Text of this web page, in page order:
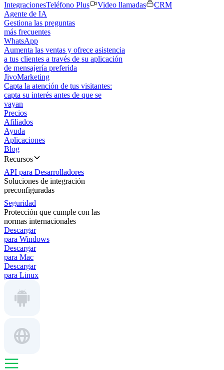
IntegracionesTeléfono Plus Video llamadas
CRM
Agente de IA
Gestiona las preguntas
más frecuentes
WhatsApp
Aumenta las ventas y ofrece asistencia
a tus clientes a través de su aplicación
de mensajería preferida
JivoMarketing
Capta la atención de tus visitantes:
capta su interés antes de que se
vayan
Precios
Afiliados
Ayuda
Aplicaciones
Blog
Recursos
API para Desarrolladores
Soluciones de integración
preconfiguradas
Seguridad
Protección que cumple con las
normas internacionales
Descargar
para Windows
Descargar
para Mac
Descargar
para Linux